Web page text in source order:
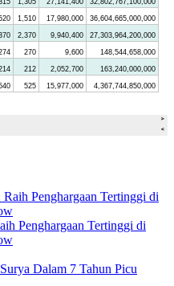
Penghargaan Tertinggi di